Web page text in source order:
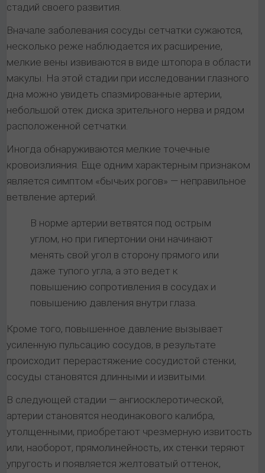
стадий своего развития.
Вначале заболевания сосуды сетчатки сужаются,
несколько реже наблюдается их расширение,
мелкие вены извиваются в виде штопора в области
макулы. На этой стадии при исследовании глазного
дна можно увидеть спазмированные артерии,
небольшой отек диска зрительного нерва и рядом
расположенной сетчатки.
Иногда обнаруживаются мелкие точечные
кровоизлияния. Еще одним характерным признаком
является симптом «бычьих рогов» — неправильное
ветвление артерий.
В норме артерии ветвятся под острым
углом, но при гипертонии они начинают
менять свой угол в сторону прямого или
даже тупого угла, а это ведет к
повышению сопротивления в сосудах и
повышению давления внутри глаза.
Кроме того, повышенное давление вызывает
усиленную пульсацию сосудов, в результате
происходит перерастяжение сосудистой стенки,
сосуды становятся длинными и извитыми.
В следующей стадии — ангиосклеротической,
артерии становятся неодинакового калибра,
утолщенными, приобретают чрезмерную извитость
или, наоборот, прямолинейность, их стенки теряют
упругость и появляется желтоватый оттенок,